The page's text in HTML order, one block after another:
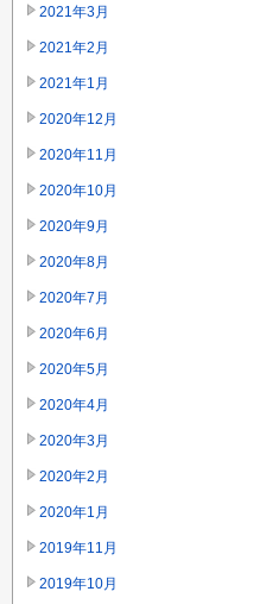
2021年3月
2021年2月
2021年1月
2020年12月
2020年11月
2020年10月
2020年9月
2020年8月
2020年7月
2020年6月
2020年5月
2020年4月
2020年3月
2020年2月
2020年1月
2019年11月
2019年10月